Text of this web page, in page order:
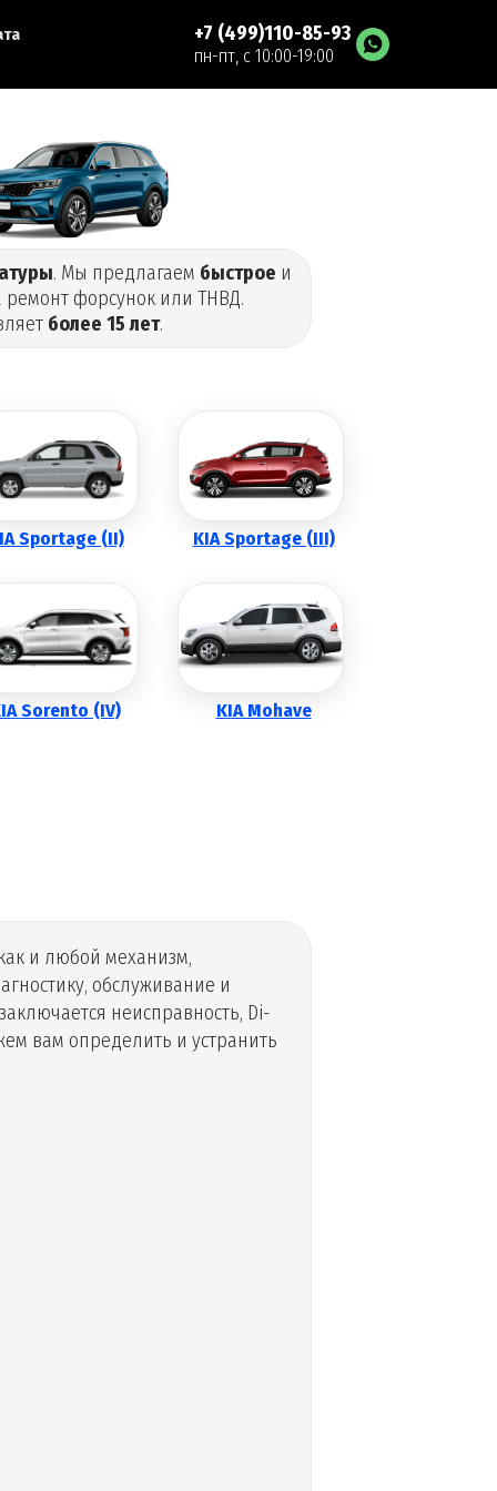
+7 (499)110-85-93
пн-пт, с 10:00-19:00
. Мы предлагаем быстрое и
форсунок или ТНВД.
более 15 лет.
Sportage (II)
Sorento (IV)
KIA Sportage (III)
KIA Mohave
и любой механизм,
обслуживание и
неисправность, Di-
вам определить и устранить